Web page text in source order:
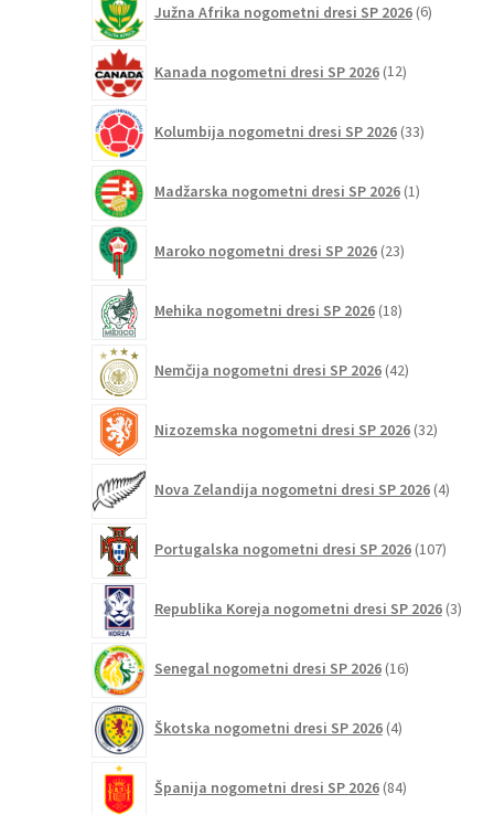
Južna Afrika nogometni dresi SP 2026 6izdelkov
Kanada nogometni dresi SP 2026 12izdelkov
Kolumbija nogometni dresi SP 2026 33izdelkov
Madžarska nogometni dresi SP 2026 1izdelek
Maroko nogometni dresi SP 2026 23izdelkov
Mehika nogometni dresi SP 2026 18izdelkov
Nemčija nogometni dresi SP 2026 42izdelkov
Nizozemska nogometni dresi SP 2026 32izdelkov
Nova Zelandija nogometni dresi SP 2026 4izdelki
Portugalska nogometni dresi SP 2026 107
Republika Koreja nogometni dresi SP 2026 3
Senegal nogometni dresi SP 2026 16izdelkov
Škotska nogometni dresi SP 2026 4izdelki
Španija nogometni dresi SP 2026 84izdelkov